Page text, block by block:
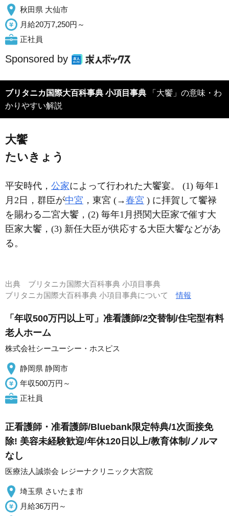
秋田県 大仙市
月給20万7,250円～
正社員
Sponsored by
ブリタニカ国際大百科事典 小項目事典
かりやすい解説
大饗
たいきょう
平安時代， 公家によって行われた大饗宴。 (1) 毎年1
月2日，群臣が中宮 ，東宮 (→春宮 ) に拝賀して饗禄
を賜わる二宮大饗，(2) 毎年1月摂関大臣家で催す大
臣家大饗，(3) 新任大臣が供応する大臣大饗などがあ
る。
出典 ブリタニカ国際大百科事典 小項目事典
ブリタニカ国際大百科事典 小項目事典について情報
「年収500万円以上可」准看護師/2交替制/住宅型有料
老人ホーム
株式会社シーユーシー・ホスピス
静岡県 静岡市
年収500万円～
正社員
正看護師・准看護師/Bluebank限定特典/1次面接免
除! 美容未経験歓迎/年休120日以上/教育体制/ノルマ
なし
医療法人誠崇会 レジーナクリニック大宮院
埼玉県 さいたま市
月給36万円～